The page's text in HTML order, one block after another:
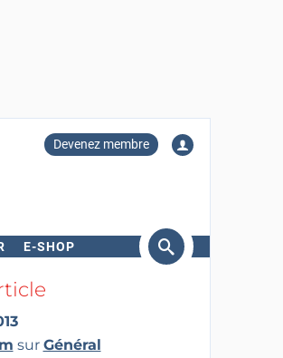
Devenez membre
E-SHOP
sur Général